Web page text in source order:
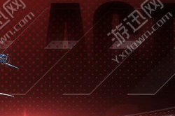
鬼灭之刃